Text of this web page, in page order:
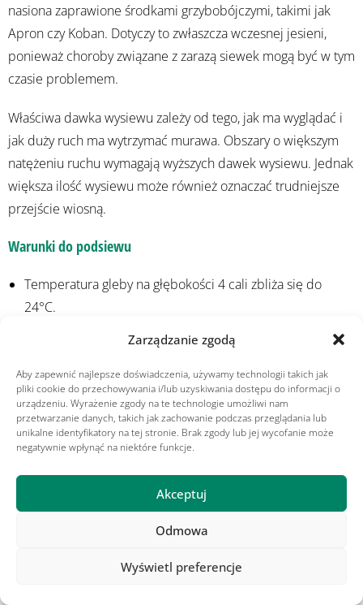
Zarządzanie zgodą
Aby zapewnić najlepsze doświadczenia, używamy technologii takich jak
pliki cookie do przechowywania i/lub uzyskiwania dostępu do informacji o
urządzeniu. Wyrażenie zgody na te technologie umożliwi nam
przetwarzanie danych, takich jak zachowanie podczas przeglądania lub
unikalne identyfikatory na tej stronie. Brak zgody lub jej wycofanie może
negatywnie wpłynąć na niektóre funkcje.
Akceptuj
Odmowa
Wyświetl preferencje
nasiona zaprawione środkami grzybobójczymi, takimi jak
Apron czy Koban. Dotyczy to zwłaszcza wczesnej jesieni,
ponieważ choroby związane z zarazą siewek mogą być w tym
czasie problemem.
Właściwa dawka wysiewu zależy od tego, jak ma wyglądać i
jak duży ruch ma wytrzymać murawa. Obszary o większym
natężeniu ruchu wymagają wyższych dawek wysiewu. Jednak
większa ilość wysiewu może również oznaczać trudniejsze
przejście wiosną.
Warunki do podsiewu
Temperatura gleby na głębokości 4 cali zbliża się do
24°C.
Średnia temperatura w południe poniżej 21°C, lub dwa
do czterech tygodni przed średnim rocznym pierwszym
zabójczym przymrozkiem.
Najlepszym sposobem na pomyślne przeprowadzenie
zabiegu dosiewania jest uzyskanie dobrego kontaktu gleby z
nasionami. Przygotowanie łoża siewnego składa się
zazwyczaj z dokładnego koszenia lub skalpowania, z lekkim
koszeniem pionowym, oraz zamiatania lub odkurzania